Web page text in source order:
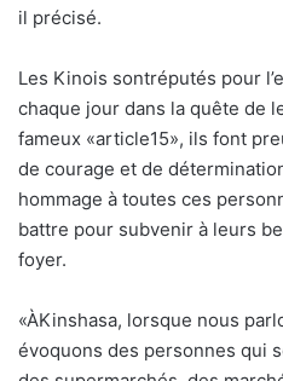
il précisé.
Les Kinois sontréputés pour
chaque jour dans la quête de
fameux «article15», ils font
de courage et de
hommage à toutes ces
battre pour subvenir à leurs
foyer.
«ÀKinshasa, lorsque nous
évoquons des personnes qui